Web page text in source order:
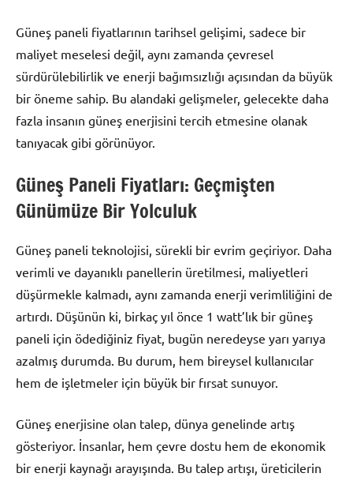
Güneş paneli fiyatlarının tarihsel gelişimi, sadece bir
maliyet meselesi değil, aynı zamanda çevresel
sürdürülebilirlik ve enerji bağımsızlığı açısından da büyük
bir öneme sahip. Bu alandaki gelişmeler, gelecekte daha
fazla insanın güneş enerjisini tercih etmesine olanak
tanıyacak gibi görünüyor.
Güneş Paneli Fiyatları: Geçmişten
Günümüze Bir Yolculuk
Güneş paneli teknolojisi, sürekli bir evrim geçiriyor. Daha
verimli ve dayanıklı panellerin üretilmesi, maliyetleri
düşürmekle kalmadı, aynı zamanda enerji verimliliğini de
artırdı. Düşünün ki, birkaç yıl önce 1 watt’lık bir güneş
paneli için ödediğiniz fiyat, bugün neredeyse yarı yarıya
azalmış durumda. Bu durum, hem bireysel kullanıcılar
hem de işletmeler için büyük bir fırsat sunuyor.
Güneş enerjisine olan talep, dünya genelinde artış
gösteriyor. İnsanlar, hem çevre dostu hem de ekonomik
bir enerji kaynağı arayışında. Bu talep artışı, üreticilerin